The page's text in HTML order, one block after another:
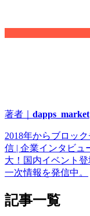
著者｜ dapps_market
2018年からブロッ
信 | 企業インタビュ
大！国内イベント
一次情報を発信中。
記事一覧